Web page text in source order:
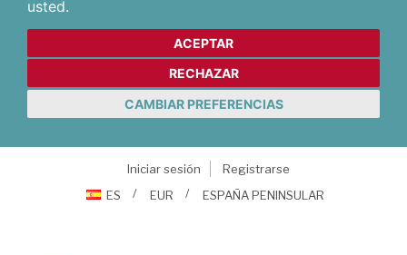
usted.
ACEPTAR
RECHAZAR
CAMBIAR PREFERENCIAS
Iniciar sesión
Registrarse
ES
EUR ESPAÑA PENINSULAR